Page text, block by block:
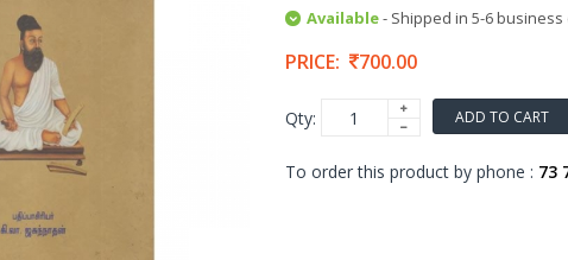
Available- Shipped in 5-6 business
PRICE: 700.00
Qty: ADD TO CART
To order this product by phone : 73